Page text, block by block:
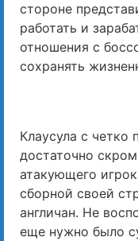
стороне
работать и
отношения с
сохранять
Клаусула с
достаточно
атакующего
сборной своей
англичан. Не
еще нужно было